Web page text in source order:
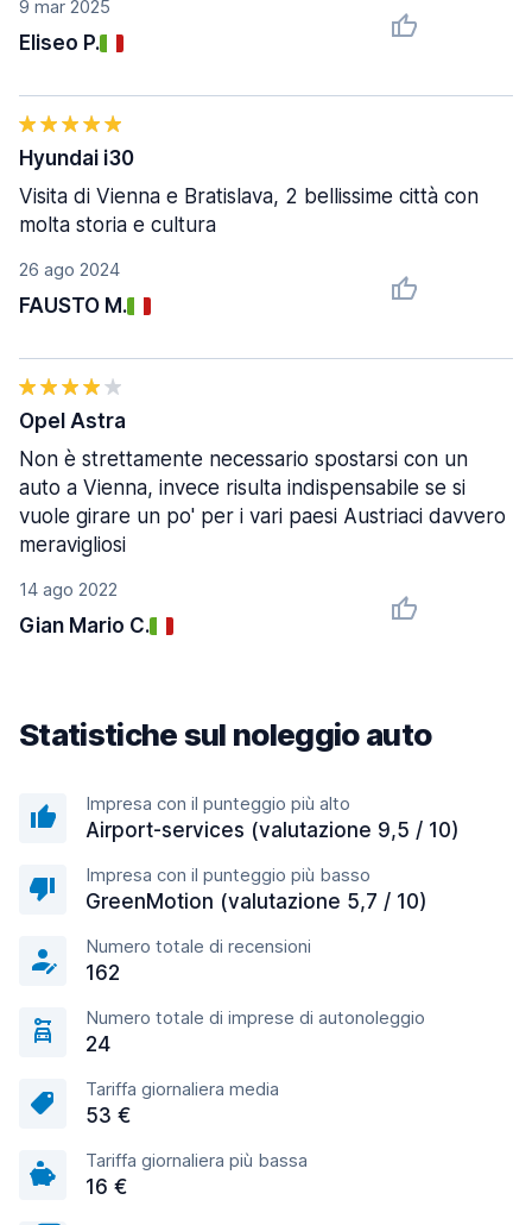
9 mar 2025
Eliseo P.
26 ago 2024
FAUSTO M.
Hyundai i30
Visita di Vienna e Bratislava, 2 bellissime città con
molta storia e cultura
14 ago 2022
Gian Mario C.
Opel Astra
Non è strettamente necessario spostarsi con un
auto a Vienna, invece risulta indispensabile se si
vuole girare un po' per i vari paesi Austriaci davvero
meravigliosi
Statistiche sul noleggio auto
Impresa con il punteggio più alto
Airport-services (valutazione 9,5 / 10)
Impresa con il punteggio più basso
GreenMotion (valutazione 5,7 / 10)
Numero totale di recensioni
162
Numero totale di imprese di autonoleggio
24
Tariffa giornaliera media
53 €
Tariffa giornaliera più bassa
16 €